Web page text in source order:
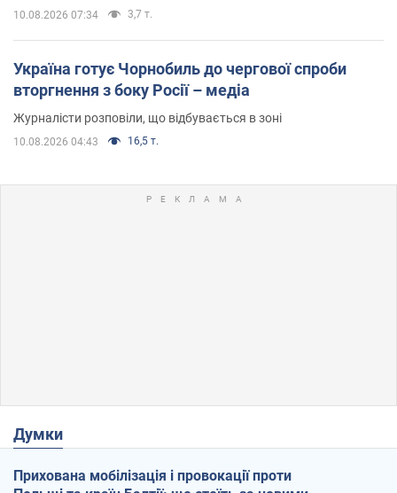
10.08.2026 07:34 3,7 т.
Україна готує Чорнобиль до чергової спроби
вторгнення з боку Росії – медіа
Журналісти розповіли, що відбувається в зоні
10.08.2026 04:43 16,5 т.
Думки
Прихована мобілізація і провокації проти